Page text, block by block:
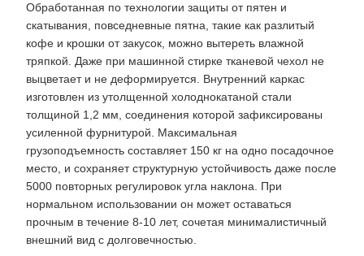
Обработанная по технологии защиты от пятен и
скатывания, повседневные пятна, такие как разлитый
кофе и крошки от закусок, можно вытереть влажной
тряпкой. Даже при машинной стирке тканевой чехол не
выцветает и не деформируется. Внутренний каркас
изготовлен из утолщенной холоднокатаной стали
толщиной 1,2 мм, соединения которой зафиксированы
усиленной фурнитурой. Максимальная
грузоподъемность составляет 150 кг на одно посадочное
место, и сохраняет структурную устойчивость даже после
5000 повторных регулировок угла наклона. При
нормальном использовании он может оставаться
прочным в течение 8-10 лет, сочетая минималистичный
внешний вид с долговечностью.